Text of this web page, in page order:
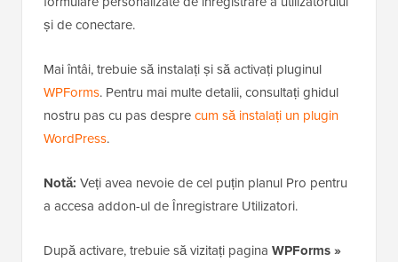
și de conectare.
Mai întâi, trebuie să instalați și să activați pluginul
WPForms. Pentru mai multe detalii, consultați ghidul
nostru pas cu pas desprecum să instalați un plugin
WordPress.
Notă: Veți avea nevoie de cel puțin planul Pro pentru
a accesa addon-ul de Înregistrare Utilizatori.
După activare, trebuie să vizitați pagina WPForms »